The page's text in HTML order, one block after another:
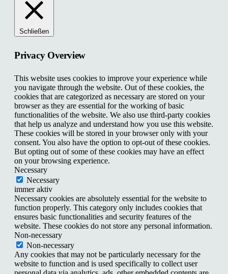
Schließen
Privacy Overview
This website uses cookies to improve your experience while
you navigate through the website. Out of these cookies, the
cookies that are categorized as necessary are stored on your
browser as they are essential for the working of basic
functionalities of the website. We also use third-party cookies
that help us analyze and understand how you use this website.
These cookies will be stored in your browser only with your
consent. You also have the option to opt-out of these cookies.
But opting out of some of these cookies may have an effect
on your browsing experience.
Necessary
Necessary
immer aktiv
Necessary cookies are absolutely essential for the website to
function properly. This category only includes cookies that
ensures basic functionalities and security features of the
website. These cookies do not store any personal information.
Non-necessary
Non-necessary
Any cookies that may not be particularly necessary for the
website to function and is used specifically to collect user